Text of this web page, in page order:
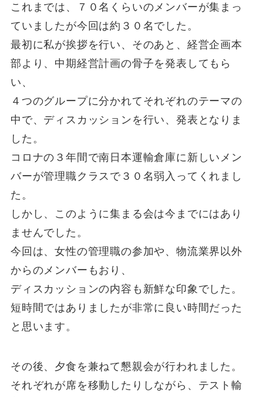
これまでは、７０名くらいのメンバーが集まっ
ていましたが今回は約３０名でした。
最初に私が挨拶を行い、そのあと、経営企画本
部より、中期経営計画の骨子を発表してもら
い、
４つのグループに分かれてそれぞれのテーマの
中で、ディスカッションを行い、発表となりま
した。
コロナの３年間で南日本運輸倉庫に新しいメン
バーが管理職クラスで３０名弱入ってくれまし
た。
しかし、このように集まる会は今までにはあり
ませんでした。
今回は、女性の管理職の参加や、物流業界以外
からのメンバーもおり、
ディスカッションの内容も新鮮な印象でした。
短時間ではありましたが非常に良い時間だった
と思います。
その後、夕食を兼ねて懇親会が行われました。
それぞれが席を移動したりしながら、テスト輸